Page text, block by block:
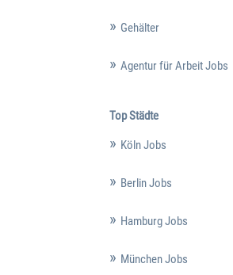
Gehälter
Agentur für Arbeit Jobs
Top Städte
Köln Jobs
Berlin Jobs
Hamburg Jobs
München Jobs